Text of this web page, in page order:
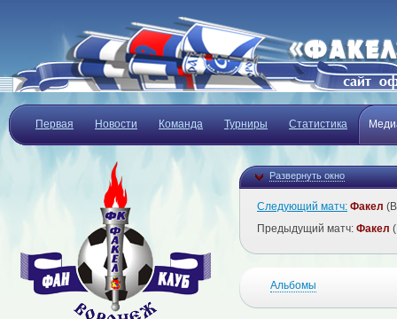
Первая Новости Команда Турниры Статистика
Развернуть окно
Следующий матч: Факел
Предыдущий матч: Факел
Альбомы